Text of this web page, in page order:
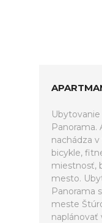
Panorama.
nachádza
bicykle,
miestnosť,
mesto.
Panorama
meste
naplánovať